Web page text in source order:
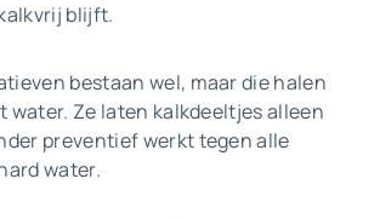
blijft.
bestaan wel, maar die halen
water. Ze laten kalkdeeltjes alleen
preventief werkt tegen alle
water.